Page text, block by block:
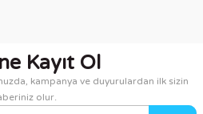
ederiz.
veya görüntülenemiyor.
Kayıt Ol
kampanya ve duyurulardan ilk sizin
olur.